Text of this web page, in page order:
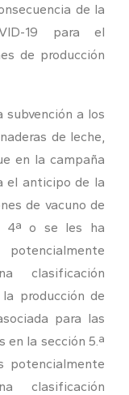
de la
19 para el
de producción
subvención a los
de leche,
en la campaña
el anticipo de la
de vacuno de
4ª o se les ha
clasificación
producción de
para las
en la sección 5.ª
potencialmente
clasificación